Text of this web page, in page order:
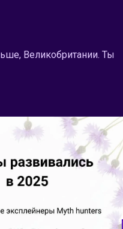
Великобритании. Ты